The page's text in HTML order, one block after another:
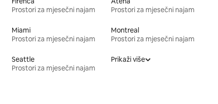
Prostori za mjesečni najam
Prostori za mjesečni najam
Miami
Prostori za mjesečni najam
Montreal
Prostori za mjesečni najam
Seattle
Prostori za mjesečni najam
Prikaži više